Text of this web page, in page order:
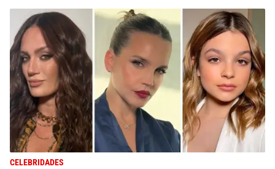
CELEBRIDADES